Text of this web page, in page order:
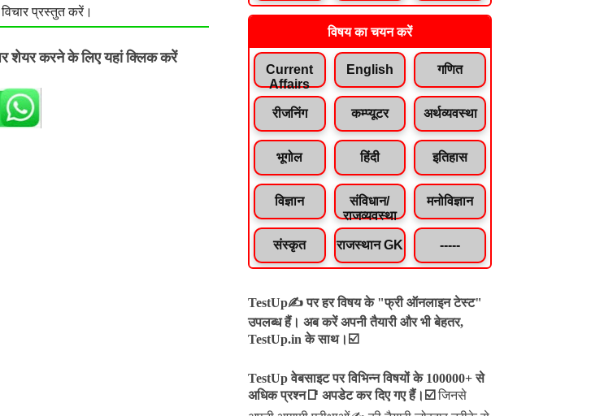
प्रस्तुत करें।
शेयर करने के लिए यहां क्लिक करें
विषय का चयन करें
Current
Affairs
English गणित
रीजनिंग कम्प्यूटर अर्थव्यवस्था
भूगोल हिंदी इतिहास
विज्ञान
संविधान/
राजव्यवस्था
मनोविज्ञान
संस्कृत राजस्थान GK -----
TestUp✍️ पर हर विषय के "फ्री ऑनलाइन टेस्ट"
उपलब्ध हैं। अब करें अपनी तैयारी और भी बेहतर,
TestUp.in के साथ।☑️
TestUp वेबसाइट पर विभिन्न विषयों के 100000+ से
अधिक प्रश्न📑 अपडेट कर दिए गए हैं। ☑️ जिनसे